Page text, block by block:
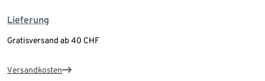
Lieferung
Gratisversand ab 40 CHF
Versandkosten